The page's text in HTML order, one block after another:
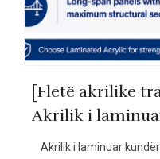
[Fletë akrilike
Akrilik i
Akrilik i laminuar